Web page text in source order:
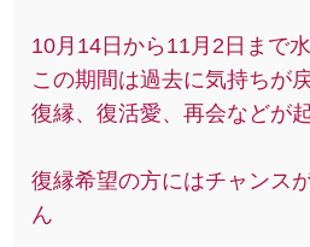
10月14日から11月2日まで
この期間は過去に気持ちが
復縁、復活愛、再会などが
復縁希望の方にはチャンス
ん